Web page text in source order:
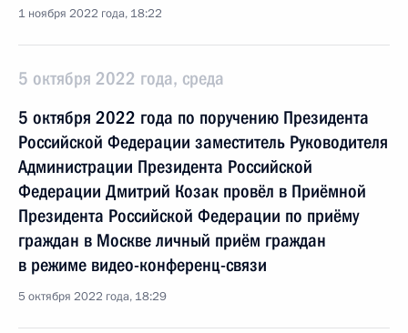
1 ноября 2022 года, 18:22
5 октября 2022 года, среда
5 октября 2022 года по поручению Президента
Российской Федерации заместитель Руководителя
Администрации Президента Российской
Федерации Дмитрий Козак провёл в Приёмной
Президента Российской Федерации по приёму
граждан в Москве личный приём граждан
в режиме видео-конференц-связи
5 октября 2022 года, 18:29